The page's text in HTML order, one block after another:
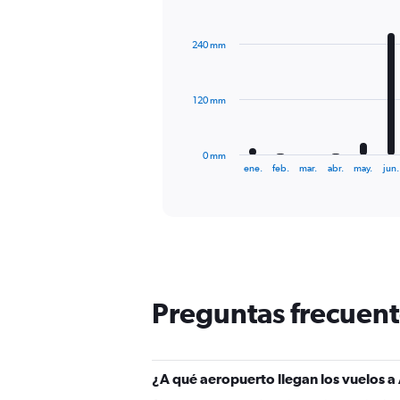
12
The
has
axis
displaying
ene. feb. mar. abr. may. jun.
0 mm
120 mm
240 mm
Preguntas
¿A qué aeropuerto llegan los vuelos a